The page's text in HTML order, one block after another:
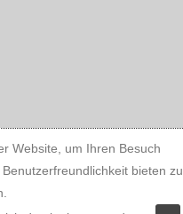
Website, um Ihren Besuch
bieten zu